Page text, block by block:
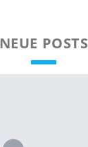
NEUE POSTS